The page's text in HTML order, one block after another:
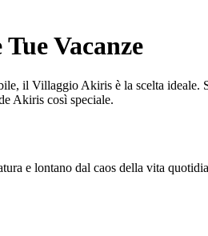
Vacanze
il Villaggio Akiris è la scelta
Akiris così speciale.
e lontano dal caos della vita